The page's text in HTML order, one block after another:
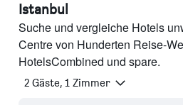
Istanbul
Suche und vergleiche Hotels
Centre von Hunderten Reise-
HotelsCombined und spare.
2 Gäste, 1 Zimmer